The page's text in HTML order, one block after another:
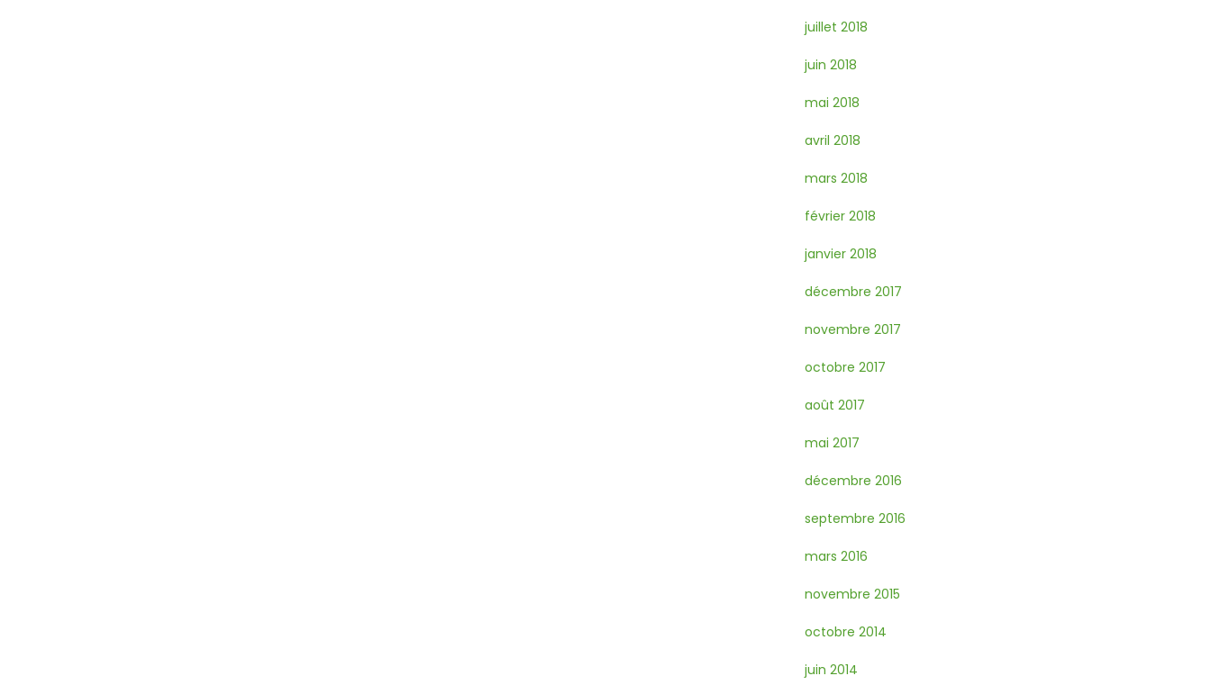
juillet 2018
juin 2018
mai 2018
avril 2018
mars 2018
février 2018
janvier 2018
décembre 2017
novembre 2017
octobre 2017
août 2017
mai 2017
décembre 2016
septembre 2016
mars 2016
novembre 2015
octobre 2014
juin 2014